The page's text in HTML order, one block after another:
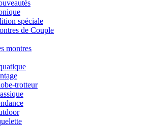
spéciale
de Couple
montres
trotteur